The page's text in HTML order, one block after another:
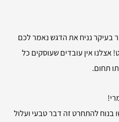
בעיקר נניח את הדגש נאמר לכם
אצלנו אין עובדים שעוסקים כל
תחום.
בנוח להתחרט זה דבר טבעי ועלול